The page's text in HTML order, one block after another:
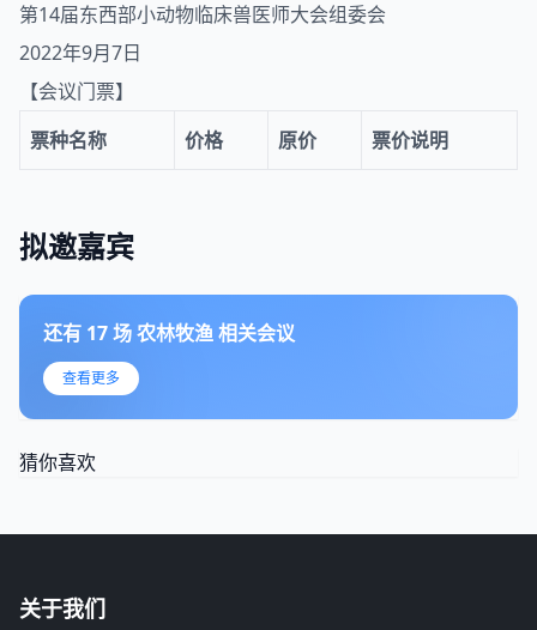
第14届东西部小动物临床兽医师大会组委会
2022年9月7日
【会议门票】
票种名称
价格 原价 票价说明
拟邀嘉宾
还有 17场农林牧渔相关会议
查看更多
猜你喜欢
关于我们